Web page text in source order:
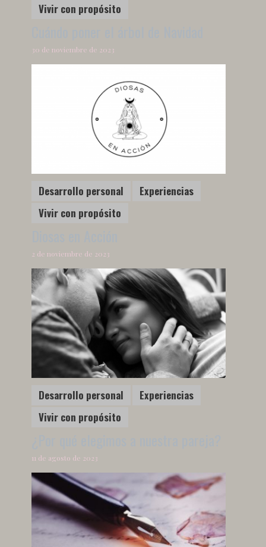
Vivir con propósito
30 de noviembre de 2023
Desarrollo personal
Experiencias
Vivir con propósito
2 de noviembre de 2023
Desarrollo personal
Experiencias
Vivir con propósito
11 de agosto de 2023